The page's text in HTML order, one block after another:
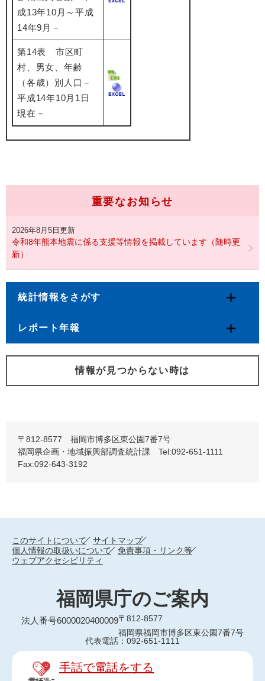
成13年10月～平成
14年9月－
第14表 市区町
村、男女、年齢
（各歳）別人口－
平成14年10月1日
現在－
重要なお知らせ
2026年8月5日更新
令和8年熊本地震に係る支援等情報を掲載しています（随時更
新）
統計情報をさがす
レポート年報
情報が見つからない時は
〒812-8577 福岡市博多区東公園7番7号
福岡県企画・地域振興部調査統計課 Tel:092-651-1111
Fax:092-643-3192
このサイトについて
サイトマップ
個人情報の取扱いについて
免責事項・リンク等
ウェブアクセシビリティ
福岡県庁のご案内
法人番号6000020400009〒812-8577
福岡県福岡市博多区東公園7番7号
代表電話：092-651-1111
手話で電話をする